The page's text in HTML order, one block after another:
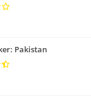
Pakistan